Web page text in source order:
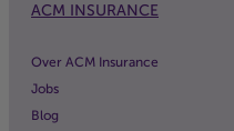
ACM INSURANCE
Over ACM Insurance
Jobs
Blog